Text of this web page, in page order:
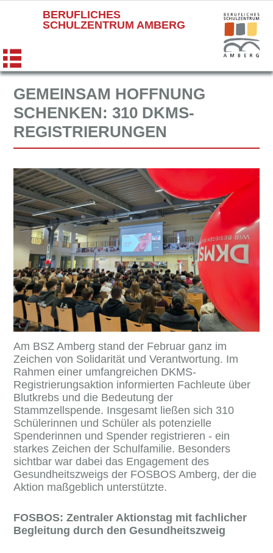
BERUFLICHES
SCHULZENTRUM AMBERG
GEMEINSAM HOFFNUNG
SCHENKEN: 310 DKMS-
REGISTRIERUNGEN
Am BSZ Amberg stand der Februar ganz im
Zeichen von Solidarität und Verantwortung. Im
Rahmen einer umfangreichen DKMS-
Registrierungsaktion informierten Fachleute über
Blutkrebs und die Bedeutung der
Stammzellspende. Insgesamt ließen sich 310
Schülerinnen und Schüler als potenzielle
Spenderinnen und Spender registrieren - ein
starkes Zeichen der Schulfamilie. Besonders
sichtbar war dabei das Engagement des
Gesundheitszweigs der FOSBOS Amberg, der die
Aktion maßgeblich unterstützte.
FOSBOS: Zentraler Aktionstag mit fachlicher
Begleitung durch den Gesundheitszweig